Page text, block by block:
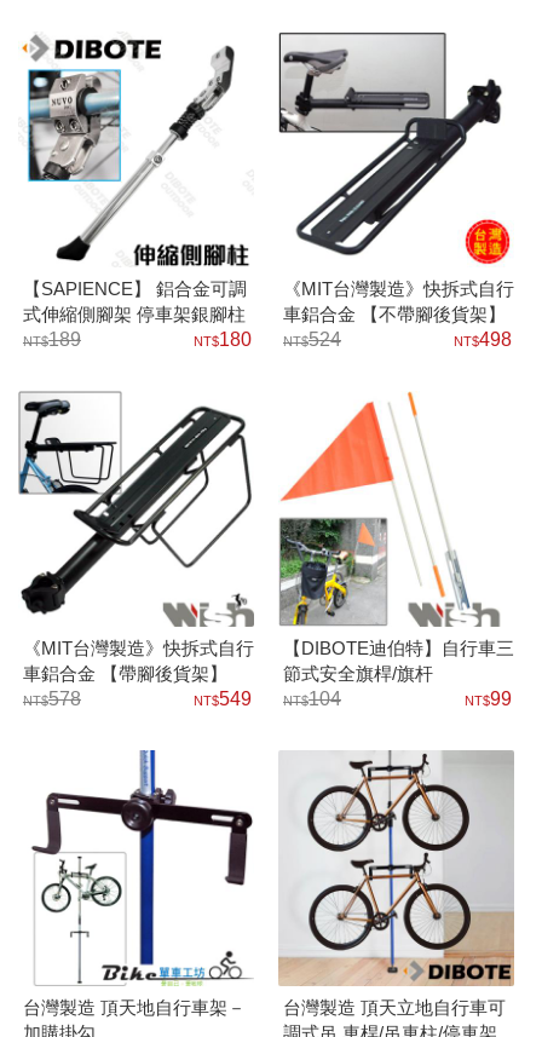
【SAPIENCE】 鋁合金可調
式伸縮側腳架 停車架銀腳柱
腳撐189 180
《MIT台灣製造》快拆式自行
車鋁合金 【不帶腳後貨架】
524
498
《MIT台灣製造》快拆式自行
車鋁合金 【帶腳後貨架】
578
549
【DIBOTE迪伯特】自行車三
節式安全旗桿/旗杆
104
99
台灣製造 頂天地自行車架－
台灣製造 頂天立地自行車可